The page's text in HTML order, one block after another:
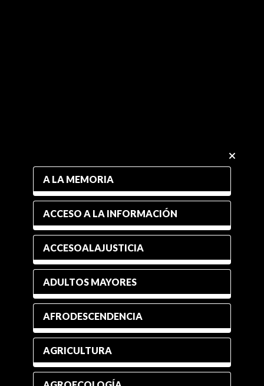
A LA MEMORIA
ACCESO A LA INFORMACIÓN
ACCESOALAJUSTICIA
ADULTOS MAYORES
AFRODESCENDENCIA
AGRICULTURA